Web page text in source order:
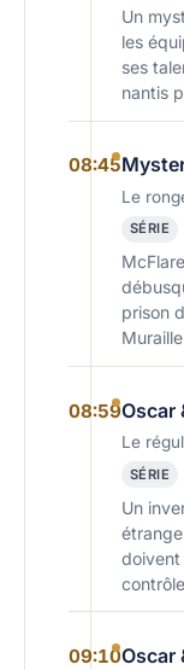
Un
les
ses
nantis
08:45
Le
SÉRIE
prison
08:59Oscar
Le
SÉRIE
Un
doivent
09:10Oscar